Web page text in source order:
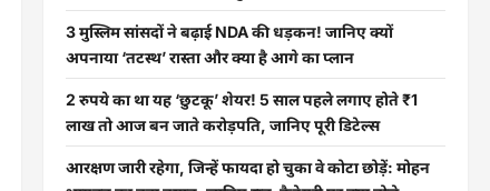
3 मुस्लिम सांसदों ने बढ़ाई NDA की धड़कन! जानिए क्यों
अपनाया ‘तटस्थ’ रास्ता और क्या है आगे का प्लान
2 रुपये का था यह ‘छुटकू’ शेयर! 5 साल पहले लगाए होते ₹1
लाख तो आज बन जाते करोड़पति, जानिए पूरी डिटेल्स
आरक्षण जारी रहेगा, जिन्हें फायदा हो चुका वे कोटा छोड़ें: मोहन